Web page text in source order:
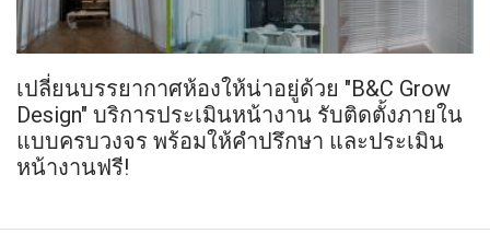
เปลี่ยนบรรยากาศห้องให้น่าอยู่ด้วย "B&C Grow
Design" บริการประเมินหน้างาน รับติดตั้งภายใน
แบบครบวงจร พร้อมให้คำปรึกษา และประเมิน
หน้างานฟรี!